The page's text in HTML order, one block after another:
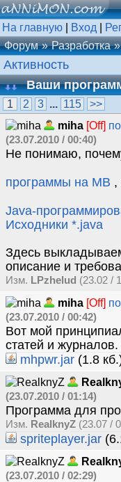
На главную Вход
Форум
Разработка
Активность
Ваши
1 2 3 ... 115
>>
miha [Off]
(23.07.2010 / 00:40)
Не понимаю,
программы на MB ,
Java-
Исходники *.java
Здесь
описание и
Изм. LPzhelud (23.02 /
miha [Off]
(23.07.2010 / 00:42)
Вот мой
статей и
mhpwr.jar (1.8
(23.07.2010 / 01:14)
Программа для
Изм. RealknyZ (23.07 /
spriteplayer.jar
(23.07.2010 / 02:29)